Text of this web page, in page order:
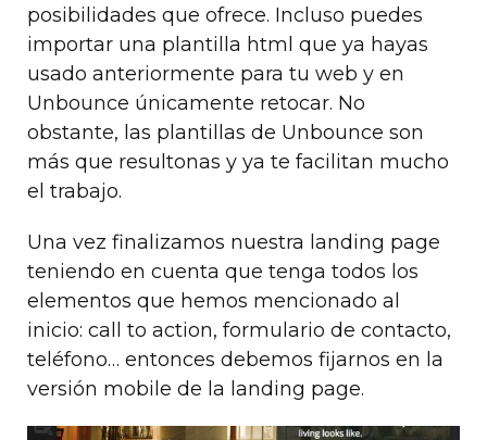
posibilidades que ofrece. Incluso puedes
importar una plantilla html que ya hayas
usado anteriormente para tu web y en
Unbounce únicamente retocar. No
obstante, las plantillas de Unbounce son
más que resultonas y ya te facilitan mucho
el trabajo.
Una vez finalizamos nuestra landing page
teniendo en cuenta que tenga todos los
elementos que hemos mencionado al
inicio: call to action, formulario de contacto,
teléfono… entonces debemos fijarnos en la
versión mobile de la landing page.